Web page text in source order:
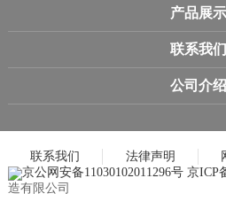
产品展示
联系我们
公司介绍
联系我们 法律声明
京公网安备11030102011296号 京ICP
造有限公司